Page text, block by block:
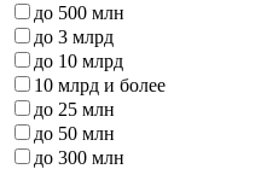
до 500 млн
до 3 млрд
до 10 млрд
10 млрд и более
до 25 млн
до 50 млн
до 300 млн